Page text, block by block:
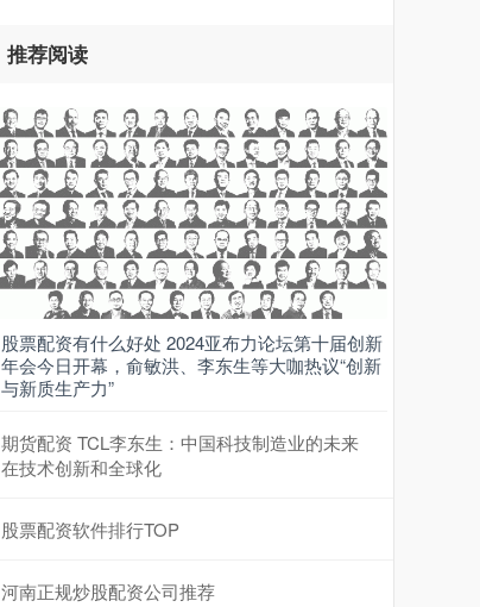
推荐阅读
股票配资有什么好处 2024亚布力论坛第十届创新
年会今日开幕，俞敏洪、李东生等大咖热议“创新
与新质生产力”
期货配资 TCL李东生：中国科技制造业的未来
在技术创新和全球化
股票配资软件排行TOP
河南正规炒股配资公司推荐